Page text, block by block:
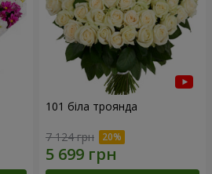
101 біла троянда
7 124 грн